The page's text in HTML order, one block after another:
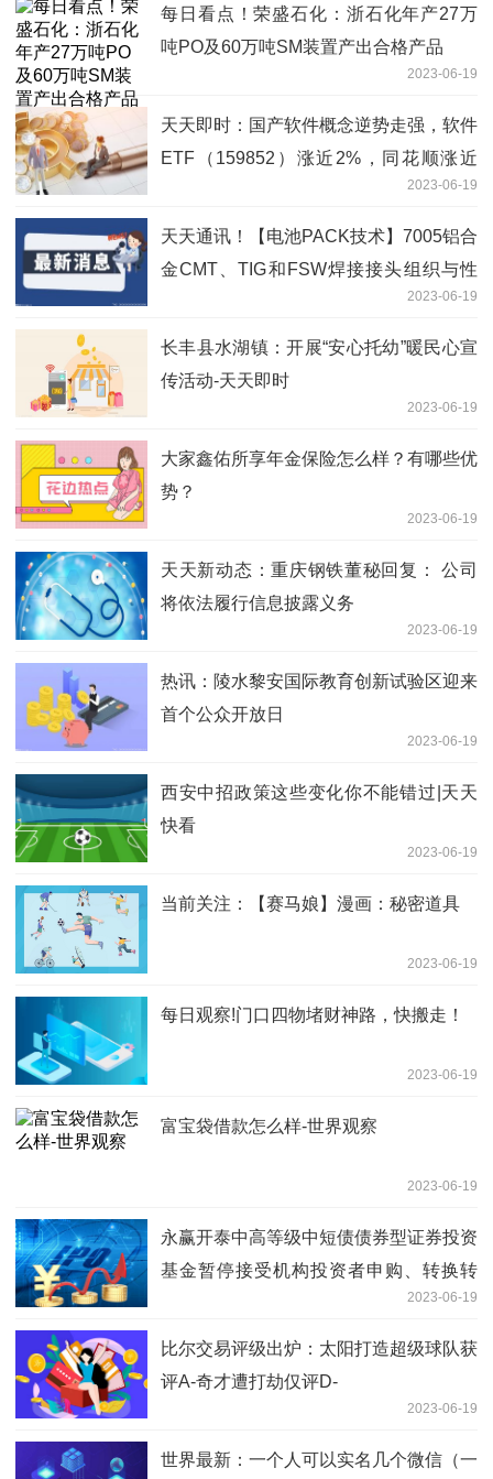
每日看点！荣盛石化：浙石化年产27万
吨PO及60万吨SM装置产出合格产品
2023-06-19
天天即时：国产软件概念逆势走强，软件
ETF（159852）涨近2%，同花顺涨近
2023-06-19
天天通讯！【电池PACK技术】7005铝合
金CMT、TIG和FSW焊接接头组织与性
2023-06-19
长丰县水湖镇：开展“安心托幼”暖民心宣
传活动-天天即时
2023-06-19
大家鑫佑所享年金保险怎么样？有哪些优
势？
2023-06-19
天天新动态：重庆钢铁董秘回复： 公司
将依法履行信息披露义务
2023-06-19
热讯：陵水黎安国际教育创新试验区迎来
首个公众开放日
2023-06-19
西安中招政策这些变化你不能错过|天天
快看
2023-06-19
当前关注：【赛马娘】漫画：秘密道具
2023-06-19
每日观察!门口四物堵财神路，快搬走！
2023-06-19
富宝袋借款怎么样-世界观察
2023-06-19
永赢开泰中高等级中短债债券型证券投资
基金暂停接受机构投资者申购、转换转
2023-06-19
比尔交易评级出炉：太阳打造超级球队获
评A-奇才遭打劫仅评D-
2023-06-19
世界最新：一个人可以实名几个微信（一